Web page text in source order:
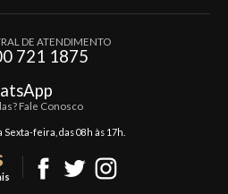
DE ATENDIMENTO
721 1875
Fale Conosco
feira, das 08h às 17h.